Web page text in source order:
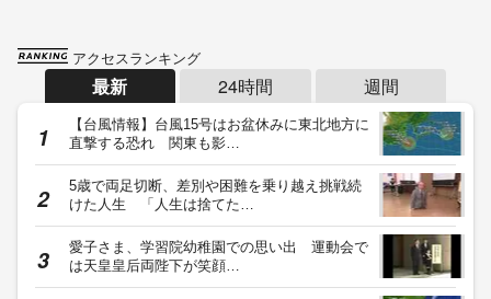
アクセスランキング
最新 24時間 週間
【台風情報】台風15号はお盆休みに東北地方に
直撃する恐れ 関東も影…
5歳で両足切断、差別や困難を乗り越え挑戦続
けた人生 「人生は捨てた…
愛子さま、学習院幼稚園での思い出 運動会で
は天皇皇后両陛下が笑顔…